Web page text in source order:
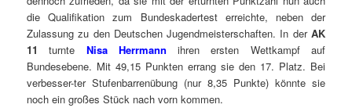
die Qualifikation zum Bundeskadertest erreichte, neben der
Zulassung zu den Deutschen Jugendmeisterschaften. In der AK
11
turnte Nisa Herrmann ihren ersten Wettkampf auf
Bundesebene. Mit 49,15 Punkten errang sie den 17. Platz. Bei
verbesser-ter Stufenbarrenübung (nur 8,35 Punkte) könnte sie
noch ein großes Stück nach vorn kommen.